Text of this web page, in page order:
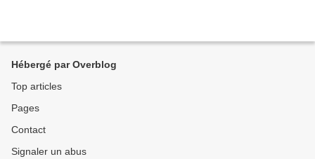
Hébergé par Overblog
Top articles
Pages
Contact
Signaler un abus